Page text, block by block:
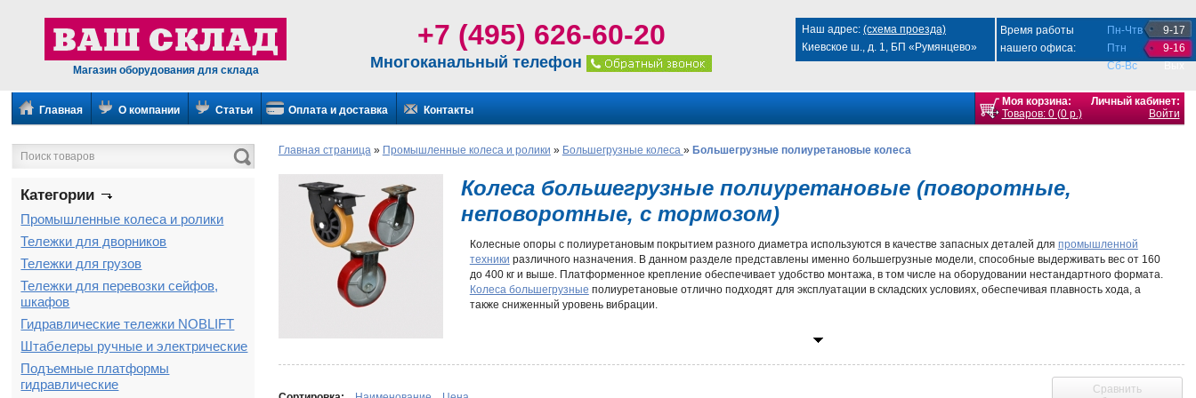
Магазин оборудования для склада
+7 (495) 626-60-20
Многоканальный телефон
Время работы
нашего офиса:
Пн-Чтв
Птн
Сб-Вс
9-17
9-16
Наш адрес: (схема проезда)
Киевское ш., д. 1, БП «Румянцево»
Главная О компании Статьи Оплата и доставка Контакты
Моя корзина:
Товаров: 0 (0 р.)
Личный кабинет:
Войти
Категории
Промышленные колеса и ролики
Тележки для дворников
Тележки для грузов
Тележки для перевозки сейфов,
шкафов
Гидравлические тележки NOBLIFT
Штабелеры ручные и электрические
Подъемные платформы
гидравлические
Главная страница » Промышленные колеса и ролики » Большегрузные колеса » Большегрузные полиуретановые колеса
Колеса большегрузные полиуретановые (поворотные,
неповоротные, с тормозом)
Колесные опоры с полиуретановым покрытием разного диаметра используются в качестве запасных деталей для промышленной
техники различного назначения. В данном разделе представлены именно большегрузные модели, способные выдерживать вес от 160
до 400 кг и выше. Платформенное крепление обеспечивает удобство монтажа, в том числе на оборудовании нестандартного формата.
Колеса большегрузные полиуретановые отлично подходят для эксплуатации в складских условиях, обеспечивая плавность хода, а
также сниженный уровень вибрации.
Промышленные колесамогут иметь пластиковый или чугунный обод, своей конструкцией и материалом определяя грузоподъемность,
надежность, срок службы конкретных моделей. Металлическая основа покрывается лаком, пластиковая – изготавливается из
современного композитного полимера повышенной прочности. Оба вида имеют устойчивость к агрессивному воздействию влаги,
Сравнить